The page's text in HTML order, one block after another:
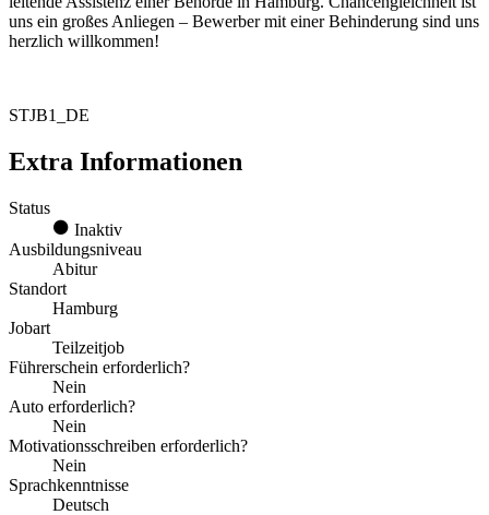
uns ein großes Anliegen – Bewerber mit einer Behinderung sind uns
herzlich willkommen!
STJB1_DE
Extra Informationen
Status
Inaktiv
Ausbildungsniveau
Abitur
Standort
Hamburg
Jobart
Teilzeitjob
Führerschein erforderlich?
Nein
Auto erforderlich?
Nein
Motivationsschreiben erforderlich?
Nein
Sprachkenntnisse
Deutsch